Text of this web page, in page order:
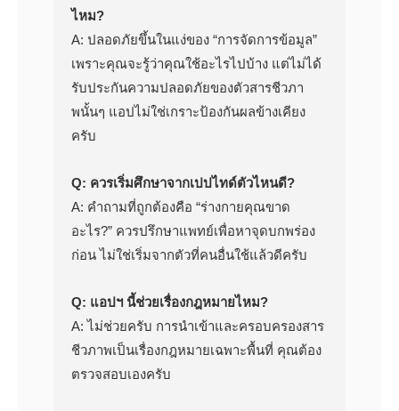
ไหม?
A: ปลอดภัยขึ้นในแง่ของ “การจัดการข้อมูล”
เพราะคุณจะรู้ว่าคุณใช้อะไรไปบ้าง แต่ไม่ได้
รับประกันความปลอดภัยของตัวสารชีวภา
พนั้นๆ แอปไม่ใช่เกราะป้องกันผลข้างเคียง
ครับ
Q: ควรเริ่มศึกษาจากเปปไทด์ตัวไหนดี?
A: คำถามที่ถูกต้องคือ “ร่างกายคุณขาด
อะไร?” ควรปรึกษาแพทย์เพื่อหาจุดบกพร่อง
ก่อน ไม่ใช่เริ่มจากตัวที่คนอื่นใช้แล้วดีครับ
Q: แอปฯ นี้ช่วยเรื่องกฎหมายไหม?
A: ไม่ช่วยครับ การนำเข้าและครอบครองสาร
ชีวภาพเป็นเรื่องกฎหมายเฉพาะพื้นที่ คุณต้อง
ตรวจสอบเองครับ